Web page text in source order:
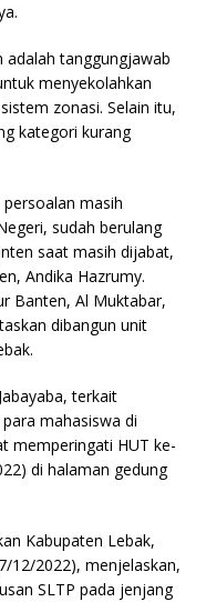
adalah tanggungjawab
menyekolahkan
zonasi. Selain itu,
kategori kurang
masih
sudah berulang
saat masih dijabat,
Andika Hazrumy.
Banten, Al Muktabar,
dibangun unit
terkait
mahasiswa di
memperingati HUT ke-
di halaman gedung
Kabupaten Lebak,
12/2022), menjelaskan,
SLTP pada jenjang